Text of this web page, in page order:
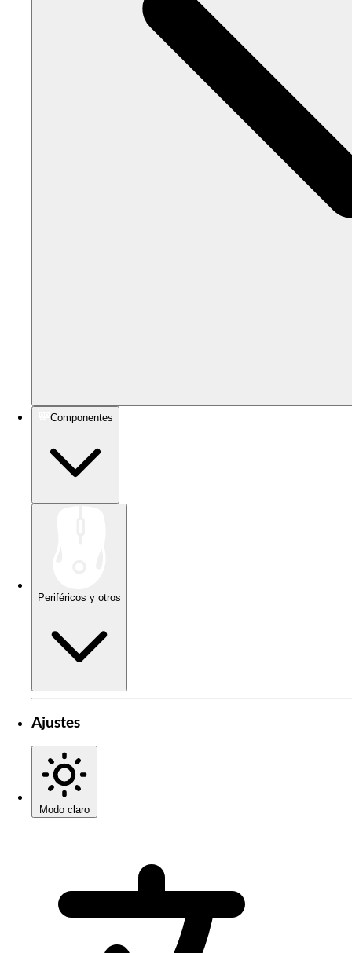
Componentes
Periféricos y otros
Ajustes
Modo claro